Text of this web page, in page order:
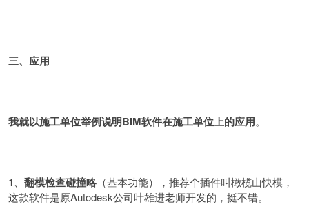
三、应用
我就以施工单位举例说明BIM软件在施工单位上的应用。
1、 翻模检查碰撞略 （基本功能），推荐个插件叫橄榄山快模，
这款软件是原Autodesk公司叶雄进老师开发的，挺不错。